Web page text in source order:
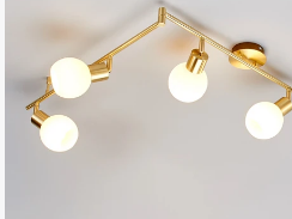
gallerij